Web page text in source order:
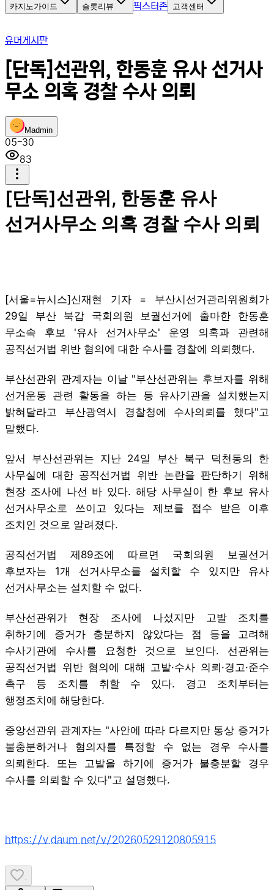
카지노가이드 슬롯리뷰 픽스터존 고객센터
유머게시판
[단독]선관위, 한동훈 유사 선거사
무소 의혹 경찰 수사 의뢰
Madmin
05-30
83
[단독]선관위, 한동훈 유사
선거사무소 의혹 경찰 수사 의뢰
[서울=뉴시스]신재현 기자 = 부산시선거관리위원회가
29일 부산 북갑 국회의원 보궐선거에 출마한 한동훈
무소속 후보 '유사 선거사무소' 운영 의혹과 관련해
공직선거법 위반 혐의에 대한 수사를 경찰에 의뢰했다.
부산선관위 관계자는 이날 "부산선관위는 후보자를 위해
선거운동 관련 활동을 하는 등 유사기관을 설치했는지
밝혀달라고 부산광역시 경찰청에 수사의뢰를 했다"고
말했다.
앞서 부산선관위는 지난 24일 부산 북구 덕천동의 한
사무실에 대한 공직선거법 위반 논란을 판단하기 위해
현장 조사에 나선 바 있다. 해당 사무실이 한 후보 유사
선거사무소로 쓰이고 있다는 제보를 접수 받은 이후
조치인 것으로 알려졌다.
공직선거법 제89조에 따르면 국회의원 보궐선거
후보자는 1개 선거사무소를 설치할 수 있지만 유사
선거사무소는 설치할 수 없다.
부산선관위가 현장 조사에 나섰지만 고발 조치를
취하기에 증거가 충분하지 않았다는 점 등을 고려해
수사기관에 수사를 요청한 것으로 보인다. 선관위는
공직선거법 위반 혐의에 대해 고발·수사 의뢰·경고·준수
촉구 등 조치를 취할 수 있다. 경고 조치부터는
행정조치에 해당한다.
중앙선관위 관계자는 "사안에 따라 다르지만 통상 증거가
불충분하거나 혐의자를 특정할 수 없는 경우 수사를
의뢰한다. 또는 고발을 하기에 증거가 불충분할 경우
수사를 의뢰할 수 있다"고 설명했다.
https://v.daum.net/v/20260529120805915
-